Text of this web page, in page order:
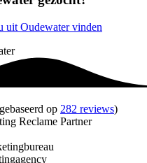
uit Oudewater vinden
op 282 reviews)